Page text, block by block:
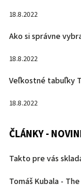
18.8.2022
Ako si správne
18.8.2022
Veľkostné tabuľky
18.8.2022
ČLÁNKY -
Takto pre vás
Tomáš Kubala -